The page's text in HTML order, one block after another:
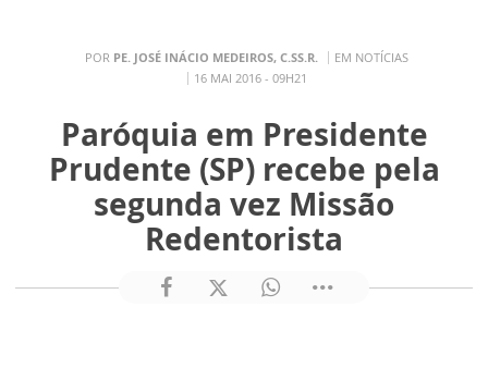
POR PE. JOSÉ INÁCIO MEDEIROS, C.SS.R.
EM NOTÍCIAS
16 MAI 2016 - 09H21
Paróquia em Presidente
Prudente (SP) recebe pela
segunda vez Missão
Redentorista